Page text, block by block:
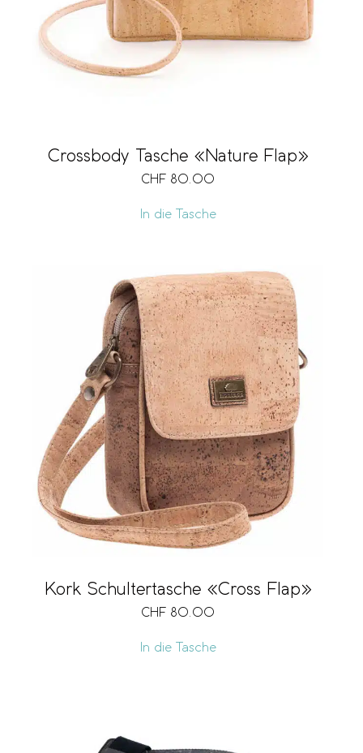
Crossbody Tasche «Nature Flap»
CHF 80.00
In die Tasche
Kork Schultertasche «Cross Flap»
CHF 80.00
In die Tasche